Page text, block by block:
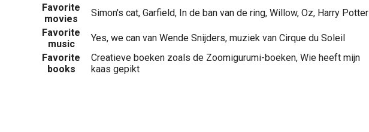
Favorite
movies
Simon's cat, Garfield, In de ban van de ring, Willow, Oz, Harry Potter
Favorite
music
Yes, we can van Wende Snijders, muziek van Cirque du Soleil
Favorite
books
Creatieve boeken zoals de Zoomigurumi-boeken, Wie heeft mijn
kaas gepikt